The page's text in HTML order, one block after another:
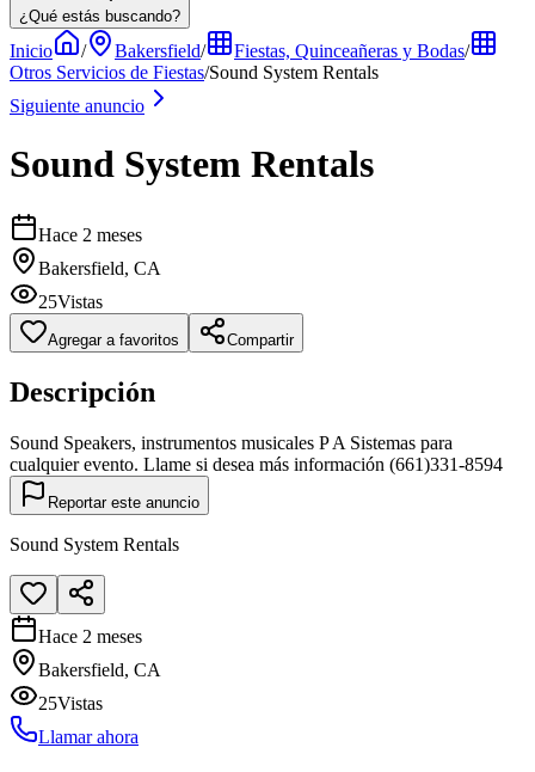
¿Qué estás buscando?
Inicio / Bakersfield/ Fiestas, Quinceañeras y Bodas/
Otros Servicios de Fiestas/Sound System Rentals
Siguiente anuncio
Sound System Rentals
Hace 2 meses
Bakersfield, CA
25Vistas
Agregar a favoritos Compartir
Descripción
Sound Speakers, instrumentos musicales P A Sistemas para
cualquier evento. Llame si desea más información (661)331-8594
Reportar este anuncio
Sound System Rentals
Hace 2 meses
Bakersfield, CA
25Vistas
Llamar ahora